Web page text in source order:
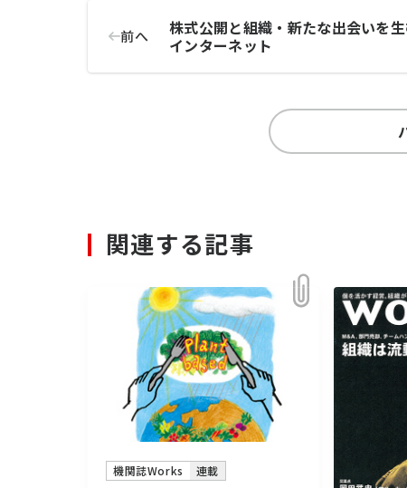
前へ
株式公開と組織・新たな出会いを
インターネット
関連する記事
機関誌Works 連載